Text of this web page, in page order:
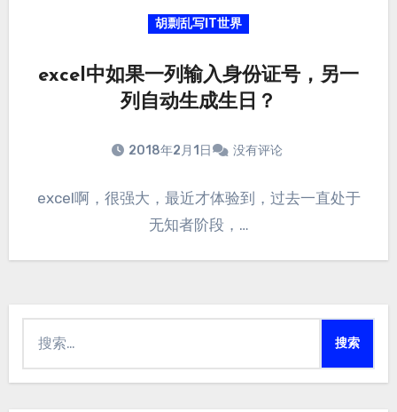
胡剽乱写IT世界
excel中如果一列输入身份证号，另一
列自动生成生日？
2018年2月1日 没有评论
excel啊，很强大，最近才体验到，过去一直处于
无知者阶段，…
索：